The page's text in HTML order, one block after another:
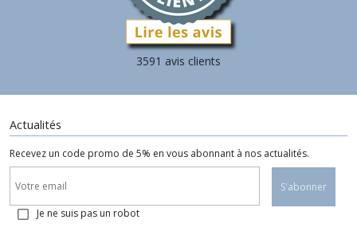
3591 avis clients
Actualités
Recevez un code promo de 5% en vous abonnant à nos actualités.
S'abonner
Je ne suis pas un robot